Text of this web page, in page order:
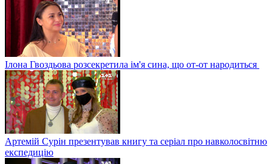
Ілона Гвоздьова розсекретила ім'я сина, що от-от народиться
Артемій Сурін презентував книгу та серіал про навколосвітню
експедицію